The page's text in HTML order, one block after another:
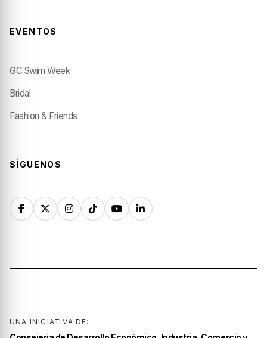
EVENTOS
GC Swim Week
Bridal
Fashion & Friends
SÍGUENOS
UNA INICIATIVA DE: